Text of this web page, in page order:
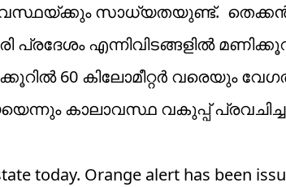
സാധ്യതയുണ്ട്. തെക്കൻ
എന്നിവിടങ്ങളിൽ
60 കിലോമീറ്റർ വരെയും
കാലാവസ്ഥ വകുപ്പ്
today. Orange alert has been